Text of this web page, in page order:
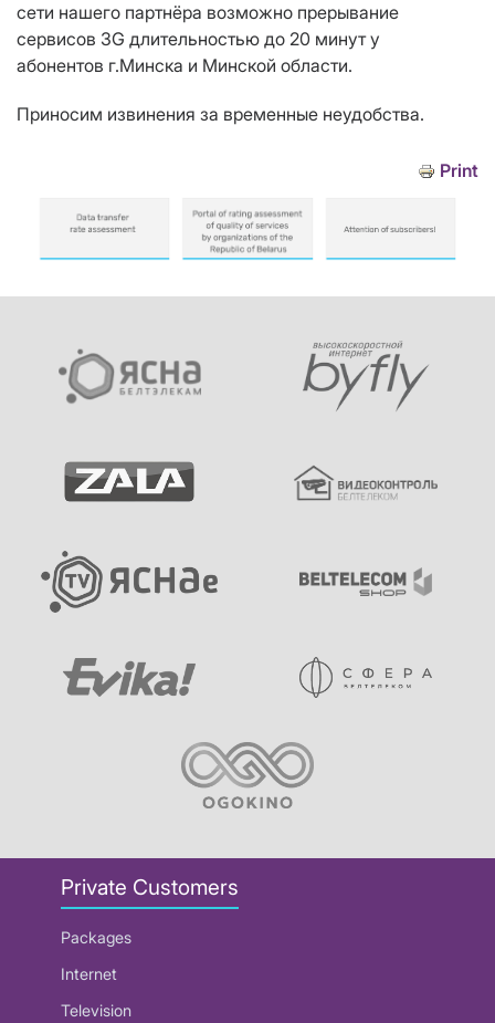
сети нашего партнёра возможно прерывание
сервисов 3G длительностью до 20 минуту
абонентов г.Минска и Минской области.
Приносим извинения за временные неудобства.
Print
Private Customers
Packages
Internet
Television